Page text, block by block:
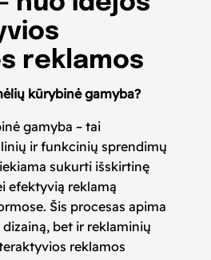
reklamos
kūrybinė gamyba?
gamyba – tai
ir funkcinių sprendimų
sukurti išskirtinę
efektyvią reklamą
Šis procesas apima
bet ir reklaminių
reklamos